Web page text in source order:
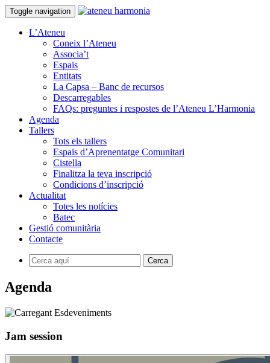
Toggle navigation
L’Ateneu
Coneix l’Ateneu
Associa’t
Espais
Entitats
La Capsa – Banc de recursos
Descarregables
FAQs: preguntes i respostes de l’Ateneu L’Harmonia
Agenda
Tallers
Tots els tallers
Espais d’Aprenentatge Comunitari
Cistella
Finalitza la teva inscripció
Condicions d’inscripció
Actualitat
Totes les notícies
Batec
Gestió comunitària
Contacte
Agenda
Jam session